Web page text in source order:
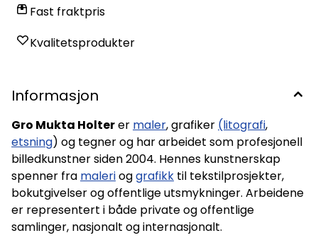
Fast fraktpris
Kvalitetsprodukter
Informasjon
Gro Mukta Holterer maler, grafiker (litografi,
etsning) og tegner og har arbeidet som profesjonell
billedkunstner siden 2004. Hennes kunstnerskap
spenner fra malerioggrafikk til tekstilprosjekter,
bokutgivelser og offentlige utsmykninger. Arbeidene
er representert i både private og offentlige
samlinger, nasjonalt og internasjonalt.